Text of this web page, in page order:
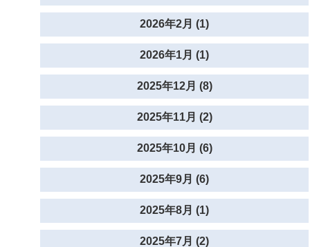
2026年2月 (1)
2026年1月 (1)
2025年12月 (8)
2025年11月 (2)
2025年10月 (6)
2025年9月 (6)
2025年8月 (1)
2025年7月 (2)